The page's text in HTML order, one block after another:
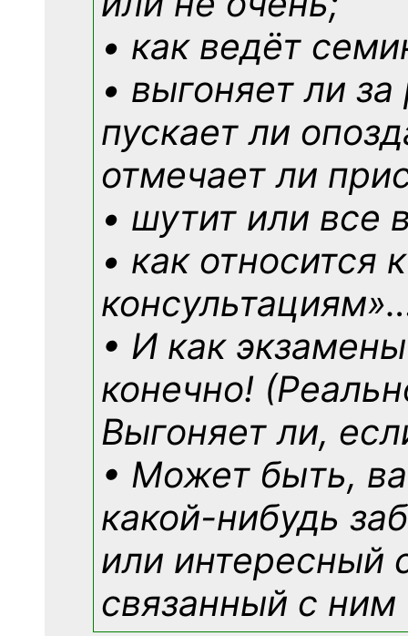
• как ведёт
• выгоняет ли
пускает ли
отмечает ли
• шутит или все
• как относится
консультациям»
• И как
конечно!
Выгоняет ли,
• Может быть,
какой-нибудь
или интересный
связанный с ним